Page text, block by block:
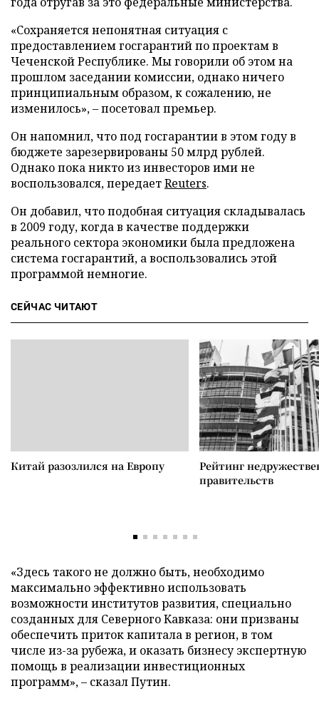
«Сохраняется непонятная ситуация с
предоставлением госгарантий по проектам в
Чеченской Республике. Мы говорили об этом на
прошлом заседании комиссии, однако ничего
принципиальным образом, к сожалению, не
изменилось»,–посетовал премьер.
Он напомнил, что под госгарантии в этом году в
бюджете зарезервированы 50 млрд рублей.
Однако пока никто из инвесторов ими не
воспользовался, передаетReuters.
Он добавил, что подобная ситуация складывалась
в 2009 году, когда в качестве поддержки
реального сектора экономики была предложена
система госгарантий, а воспользовались этой
программой немногие.
СЕЙЧАС ЧИТАЮТ
Китай разозлился на Европу
Рейтинг
правительств
«Здесь такого не должно быть, необходимо
максимально эффективно использовать
возможности институтов развития, специально
созданных для Северного Кавказа: они призваны
обеспечить приток капитала в регион, в том
числе из-за рубежа, и оказать бизнесу экспертную
помощь в реализации инвестиционных
программ»,– сказал Путин.